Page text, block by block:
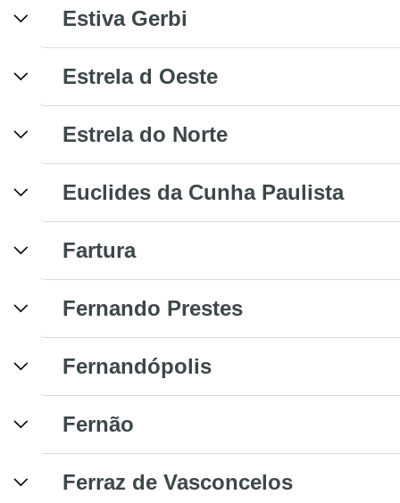
Estiva Gerbi
Estrela d Oeste
Estrela do Norte
Euclides da Cunha Paulista
Fartura
Fernando Prestes
Fernandópolis
Fernão
Ferraz de Vasconcelos